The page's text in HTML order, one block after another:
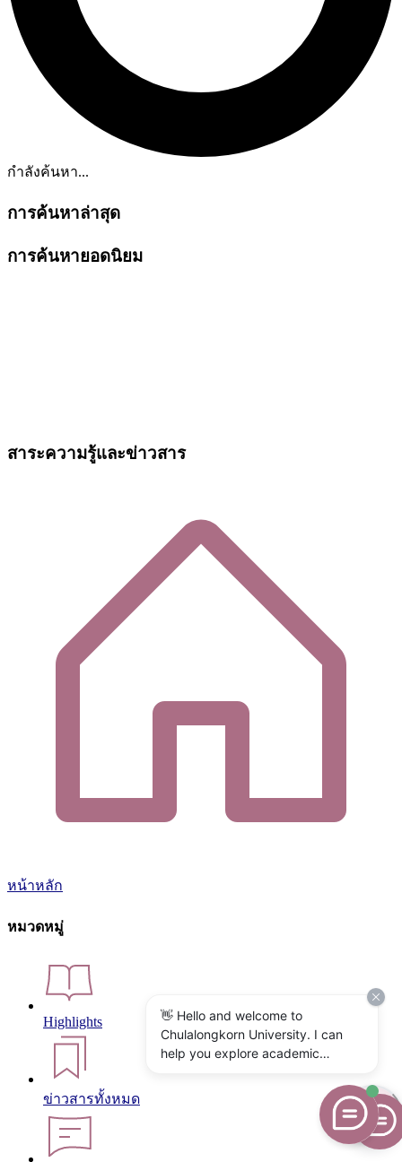
กำลังค้นหา...
การค้นหาล่าสุด
การค้นหายอดนิยม
สาระความรู้และข่าวสาร
หน้าหลัก
หมวดหมู่
Highlights
ข่าวสารทั้งหมด
👋 Hello and welcome to
Chulalongkorn University. I can
help you explore academic